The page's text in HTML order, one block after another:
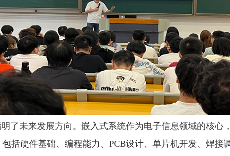
了未来发展方向。嵌入式系统作为电子信息领域的核
括硬件基础、编程能力、PCB设计、单片机开发、焊接